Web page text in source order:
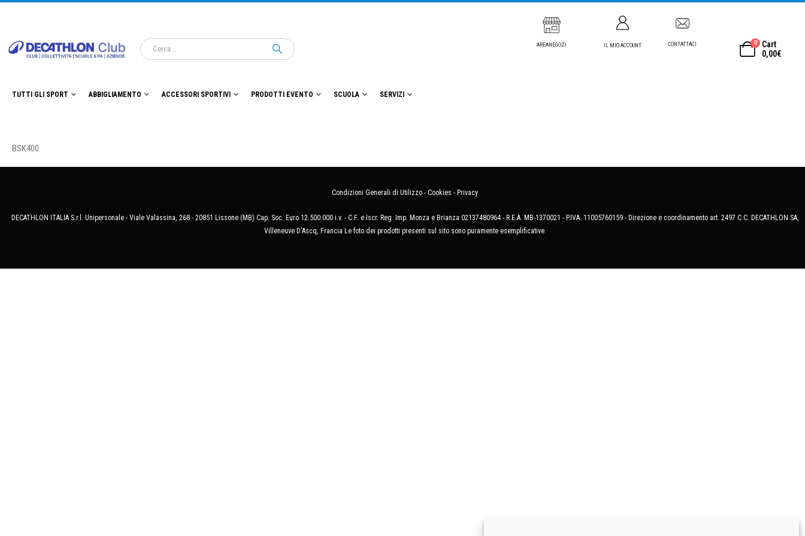
AREANEGOZI IL MIO ACCOUNT CONTATTACI 0
Cart
0,00€
TUTTI GLI SPORT ABBIGLIAMENTO ACCESSORI SPORTIVI PRODOTTI EVENTO SCUOLA SERVIZI
BSK400
Condizioni Generali di Utilizzo - Cookies - Privacy
DECATHLON ITALIA S.r.l. Unipersonale - Viale Valassina, 268 - 20851 Lissone (MB) Cap. Soc. Euro 12.500.000 i.v. - C.F. e Iscr. Reg. Imp. Monza e Brianza 02137480964 - R.E.A. MB-1370021 - P.IVA. 11005760159 - Direzione e coordinamento art. 2497 C.C. DECATHLON SA,
Villeneuve D'Ascq, Francia Le foto dei prodotti presenti sul sito sono puramente esemplificative.